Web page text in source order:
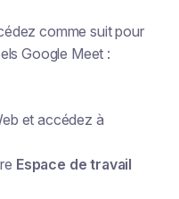
comme suit pour
Google Meet :
et accédez à
Espace de travail